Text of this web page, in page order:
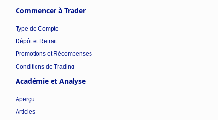
Commencer à Trader
Type de Compte
Dépôt et Retrait
Promotions et Récompenses
Conditions de Trading
Académie et Analyse
Aperçu
Articles